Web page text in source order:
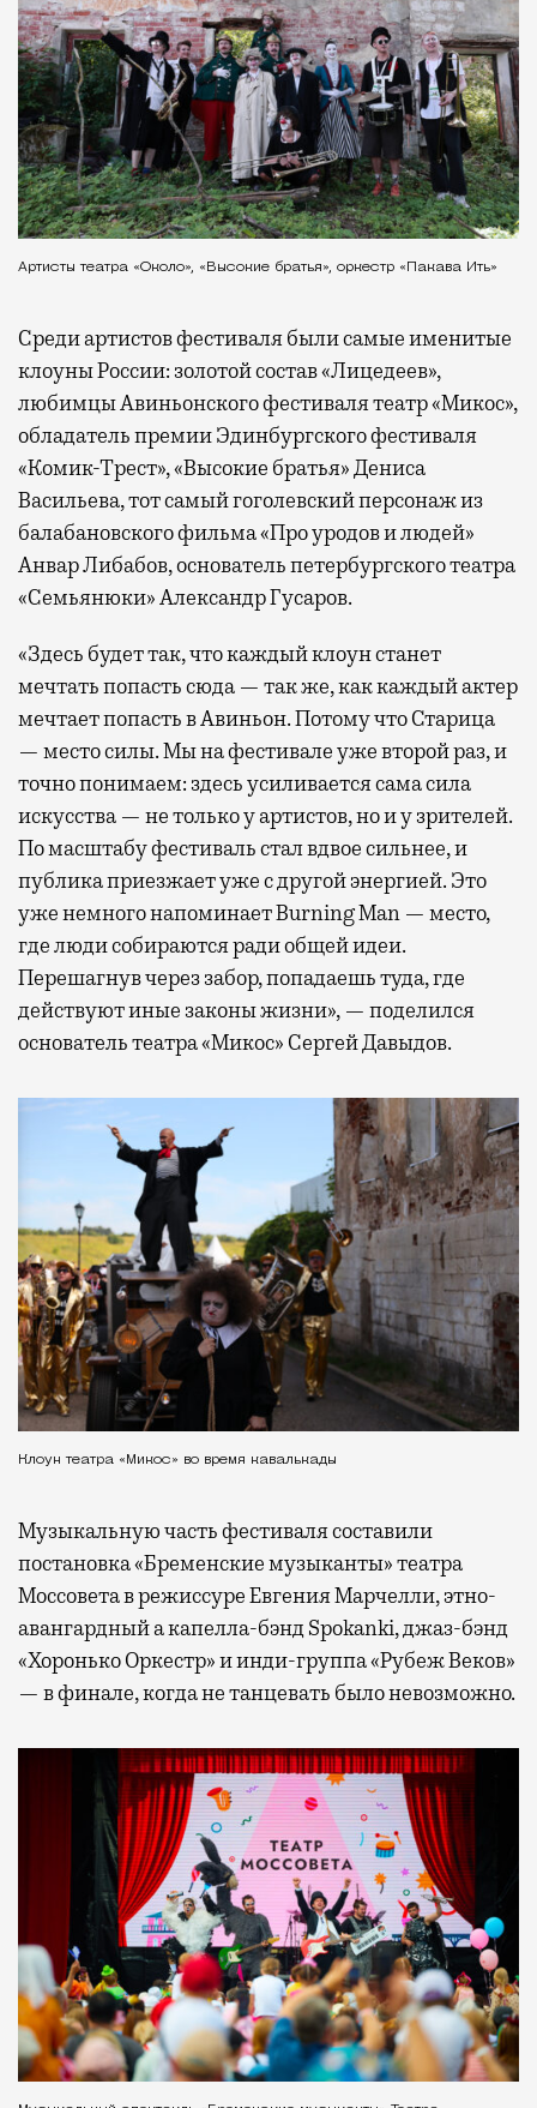
Артисты театра «Около», «Высокие братья», оркестр «Пакава Ить»
Среди артистов фестиваля были самые именитые
клоуны России: золотой состав «Лицедеев»,
любимцы Авиньонского фестиваля театр «Микос»,
обладатель премии Эдинбургского фестиваля
«Комик-Трест», «Высокие братья» Дениса
Васильева, тот самый гоголевский персонаж из
балабановского фильма «Про уродов и людей»
Анвар Либабов, основатель петербургского театра
«Семьянюки» Александр Гусаров.
«Здесь будет так, что каждый клоун станет
мечтать попасть сюда — так же, как каждый актер
мечтает попасть в Авиньон. Потому что Старица
— место силы. Мы на фестивале уже второй раз, и
точно понимаем: здесь усиливается сама сила
искусства — не только у артистов, но и у зрителей.
По масштабу фестиваль стал вдвое сильнее, и
публика приезжает уже с другой энергией. Это
уже немного напоминает Burning Man — место,
где люди собираются ради общей идеи.
Перешагнув через забор, попадаешь туда, где
действуют иные законы жизни», — поделился
основатель театра «Микос» Сергей Давыдов.
Клоун театра «Микос» во время кавалькады
Музыкальную часть фестиваля составили
постановка «Бременские музыканты» театра
Моссовета в режиссуре Евгения Марчелли, этно-
авангардный а капелла-бэнд Spokanki, джаз-бэнд
«Хоронько Оркестр» и инди-группа «Рубеж Веков»
— в финале, когда не танцевать было невозможно.